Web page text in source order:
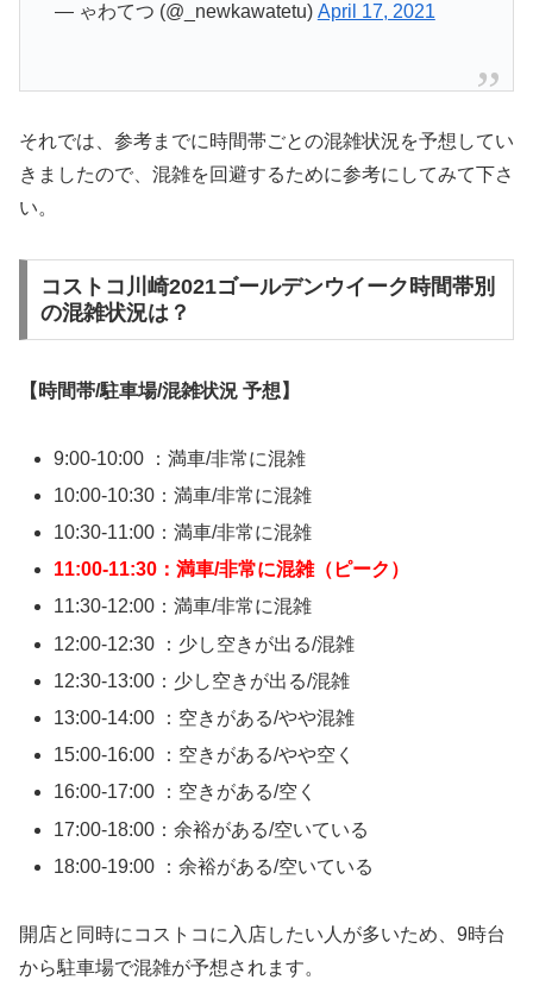
— ゃわてつ (@_newkawatetu) April 17, 2021
それでは、参考までに時間帯ごとの混雑状況を予想してい
きましたので、混雑を回避するために参考にしてみて下さ
い。
コストコ川崎2021ゴールデンウイーク時間帯別
の混雑状況は？
【時間帯/駐車場/混雑状況 予想】
9:00-10:00 ：満車/非常に混雑
10:00-10:30：満車/非常に混雑
10:30-11:00：満車/非常に混雑
11:00-11:30：満車/非常に混雑（ピーク）
11:30-12:00：満車/非常に混雑
12:00-12:30 ：少し空きが出る/混雑
12:30-13:00：少し空きが出る/混雑
13:00-14:00 ：空きがある/やや混雑
15:00-16:00 ：空きがある/やや空く
16:00-17:00 ：空きがある/空く
17:00-18:00：余裕がある/空いている
18:00-19:00 ：余裕がある/空いている
開店と同時にコストコに入店したい人が多いため、9時台
から駐車場で混雑が予想されます。